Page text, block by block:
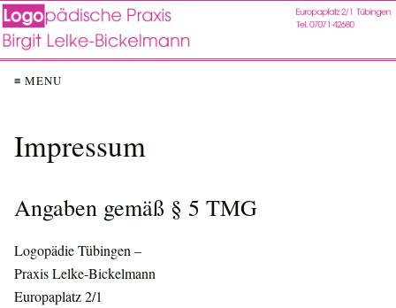
≡ MENU
Impressum
Angaben gemäß § 5 TMG
Logopädie Tübingen –
Praxis Lelke-Bickelmann
Europaplatz 2/1